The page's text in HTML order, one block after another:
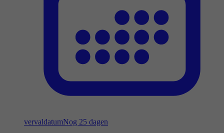
vervaldatumNog 25 dagen